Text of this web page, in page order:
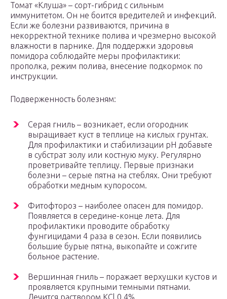
Томат «Клуша» – сорт-гибрид с сильным
иммунитетом. Он не боится вредителей и инфекций.
Если же болезни развиваются, причина в
некорректной технике полива и чрезмерно высокой
влажности в парнике. Для поддержки здоровья
помидора соблюдайте меры профилактики:
прополка, режим полива, внесение подкормок по
инструкции.
Подверженность болезням:
Серая гниль – возникает, если огородник
выращивает куст в теплице на кислых грунтах.
Для профилактики и стабилизации рН добавьте
в субстрат золу или костную муку. Регулярно
проветривайте теплицу. Первые признаки
болезни – серые пятна на стеблях. Они требуют
обработки медным купоросом.
Фитофтороз – наиболее опасен для помидор.
Появляется в середине-конце лета. Для
профилактики проводите обработку
фунгицидами 4 раза в сезон. Если появились
большие бурые пятна, выкопайте и сожгите
больное растение.
Вершинная гниль – поражает верхушки кустов и
проявляется крупными темными пятнами.